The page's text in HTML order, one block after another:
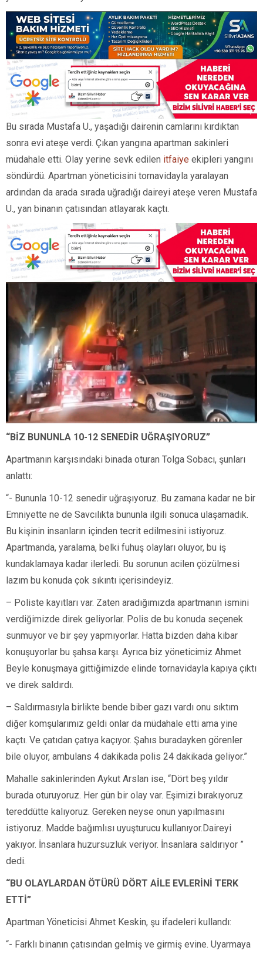
Bu sırada Mustafa U., yaşadığı dairenin camlarını kırdıktan
sonra evi ateşe verdi. Çıkan yangına apartman sakinleri
müdahale etti. Olay yerine sevk edilen itfaiye ekipleri yangını
söndürdü. Apartman yöneticisini tornavidayla yaralayan
ardından da arada sırada uğradığı daireyi ateşe veren Mustafa
U., yan binanın çatısından atlayarak kaçtı.
“BİZ BUNUNLA 10-12 SENEDİR UĞRAŞIYORUZ”
Apartmanın karşısındaki binada oturan Tolga Sobacı, şunları
anlattı:
“- Bununla 10-12 senedir uğraşıyoruz. Bu zamana kadar ne bir
Emniyette ne de Savcılıkta bununla ilgili sonuca ulaşamadık.
Bu kişinin insanların içinden tecrit edilmesini istiyoruz.
Apartmanda, yaralama, belki fuhuş olayları oluyor, bu iş
kundaklamaya kadar ilerledi. Bu sorunun acilen çözülmesi
lazım bu konuda çok sıkıntı içerisindeyiz.
– Poliste kayıtları var. Zaten aradığımızda apartmanın ismini
verdiğimizde direk geliyorlar. Polis de bu konuda seçenek
sunmuyor ve bir şey yapmıyorlar. Hatta bizden daha kibar
konuşuyorlar bu şahsa karşı. Ayrıca biz yöneticimiz Ahmet
Beyle konuşmaya gittiğimizde elinde tornavidayla kapıya çıktı
ve direk saldırdı.
– Saldırmasıyla birlikte bende biber gazı vardı onu sıktım
diğer komşularımız geldi onlar da müdahale etti ama yine
kaçtı. Ve çatıdan çatıya kaçıyor. Şahıs buradayken görenler
bile oluyor, ambulans 4 dakikada polis 24 dakikada geliyor.”
Mahalle sakinlerinden Aykut Arslan ise, “Dört beş yıldır
burada oturuyoruz. Her gün bir olay var. Eşimizi bırakıyoruz
tereddütte kalıyoruz. Gereken neyse onun yapılmasını
istiyoruz. Madde bağımlısı uyuşturucu kullanıyor.Daireyi
yakıyor. İnsanlara huzursuzluk veriyor. İnsanlara saldırıyor ”
dedi.
“BU OLAYLARDAN ÖTÜRÜ DÖRT AİLE EVLERİNİ TERK
ETTİ”
Apartman Yöneticisi Ahmet Keskin, şu ifadeleri kullandı:
“- Farklı binanın çatısından gelmiş ve girmiş evine. Uyarmaya